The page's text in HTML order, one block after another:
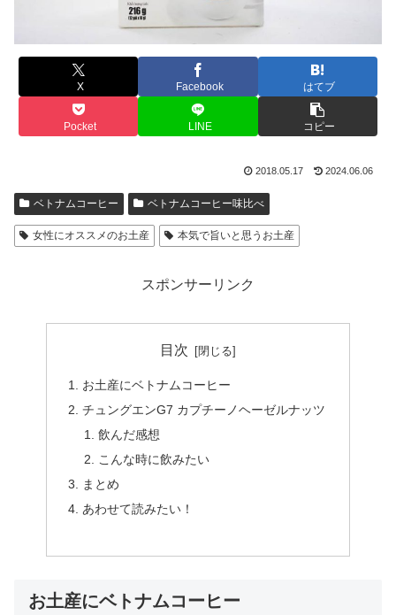
X Facebook はてブ
Pocket LINE コピー
2018.05.17 2024.06.06
ベトナムコーヒー ベトナムコーヒー味比べ
女性にオススメのお土産 本気で旨いと思うお土産
スポンサーリンク
目次
お土産にベトナムコーヒー
チュングエンG7 カプチーノヘーゼルナッツ
飲んだ感想
こんな時に飲みたい
まとめ
あわせて読みたい！
お土産にベトナムコーヒー